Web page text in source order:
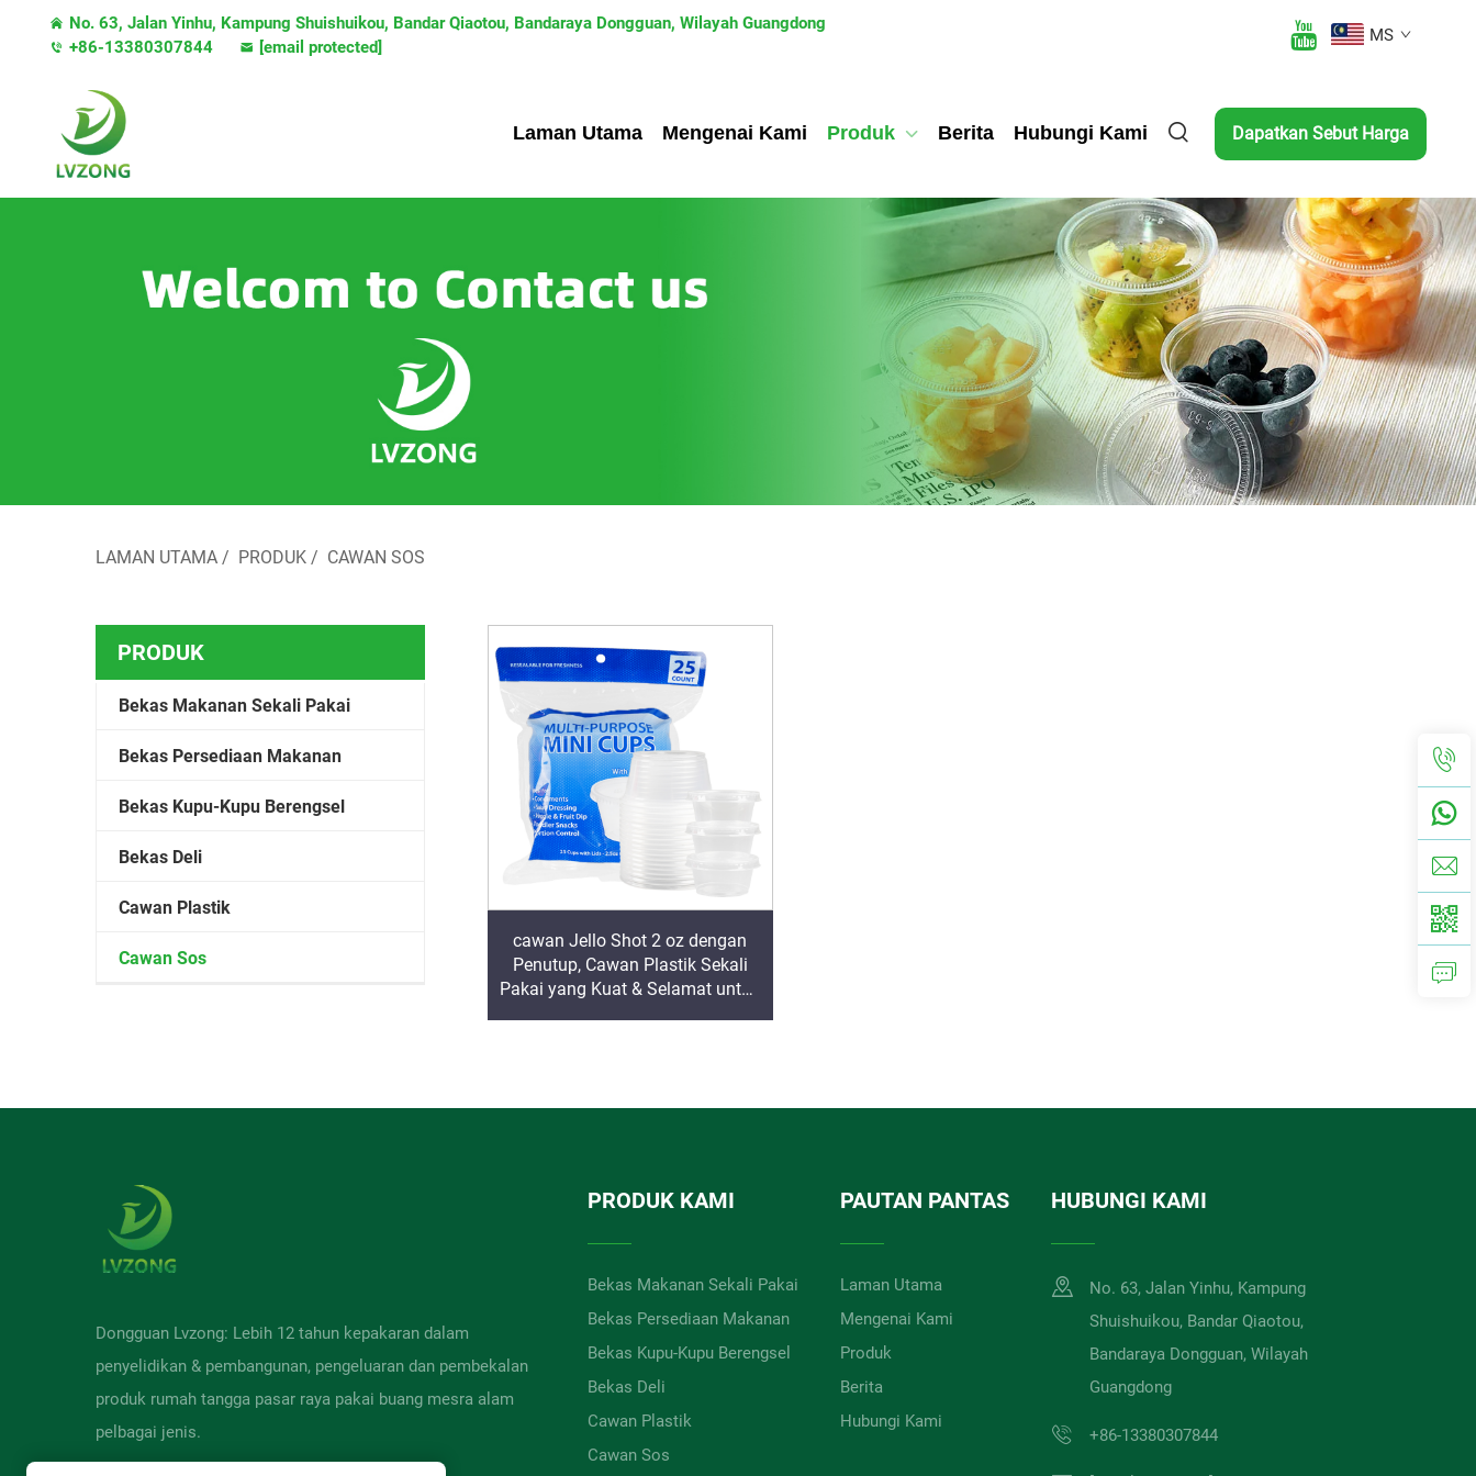
No. 63, Jalan Yinhu, Kampung Shuishuikou, Bandar Qiaotou, Bandaraya Dongguan, Wilayah Guangdong
+86-13380307844
[email protected]
MS
Laman Utama Mengenai Kami Produk Berita Hubungi Kami Dapatkan Sebut Harga
LAMAN UTAMA / PRODUK / CAWAN SOS
PRODUK
Bekas Makanan Sekali Pakai
Bekas Persediaan Makanan
Bekas Kupu-Kupu Berengsel
Bekas Deli
Cawan Plastik
Cawan Sos
cawan Jello Shot 2 oz dengan
Penutup, Cawan Plastik Sekali
Pakai yang Kuat & Selamat untuk
Dongguan Lvzong: Lebih 12 tahun kepakaran dalam
penyelidikan & pembangunan, pengeluaran dan pembekalan
produk rumah tangga pasar raya pakai buang mesra alam
pelbagai jenis.
PRODUK KAMI
Bekas Makanan Sekali Pakai
Bekas Persediaan Makanan
Bekas Kupu-Kupu Berengsel
Bekas Deli
Cawan Plastik
Cawan Sos
PAUTAN PANTAS
Laman Utama
Mengenai Kami
Produk
Berita
Hubungi Kami
HUBUNGI KAMI
No. 63, Jalan Yinhu, Kampung
Shuishuikou, Bandar Qiaotou,
Bandaraya Dongguan, Wilayah
Guangdong
+86-13380307844